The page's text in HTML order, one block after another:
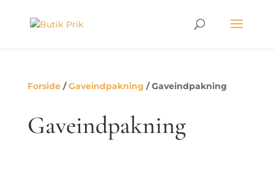
Forside/Gaveindpakning / Gaveindpakning
Gaveindpakning